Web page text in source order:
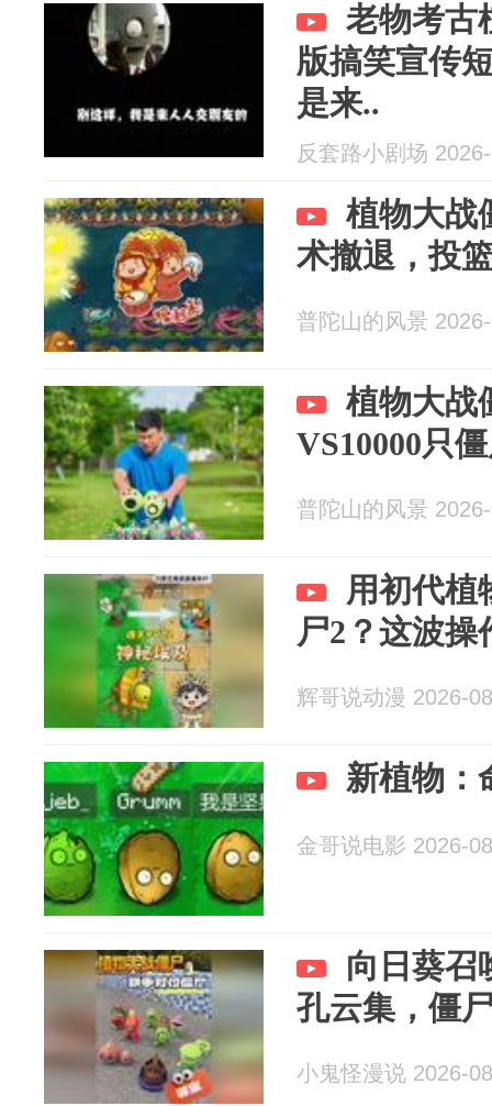
老物考古
版搞笑宣传
是来..
反套路小剧场
植物大战
术撤退，投
普陀山的风景
植物大战
VS10000只
普陀山的风景
用初代植
尸2？这波操
辉哥说动漫 2026-
新植物：
金哥说电影 2026-
向日葵召
孔云集，僵
小鬼怪漫说 2026-